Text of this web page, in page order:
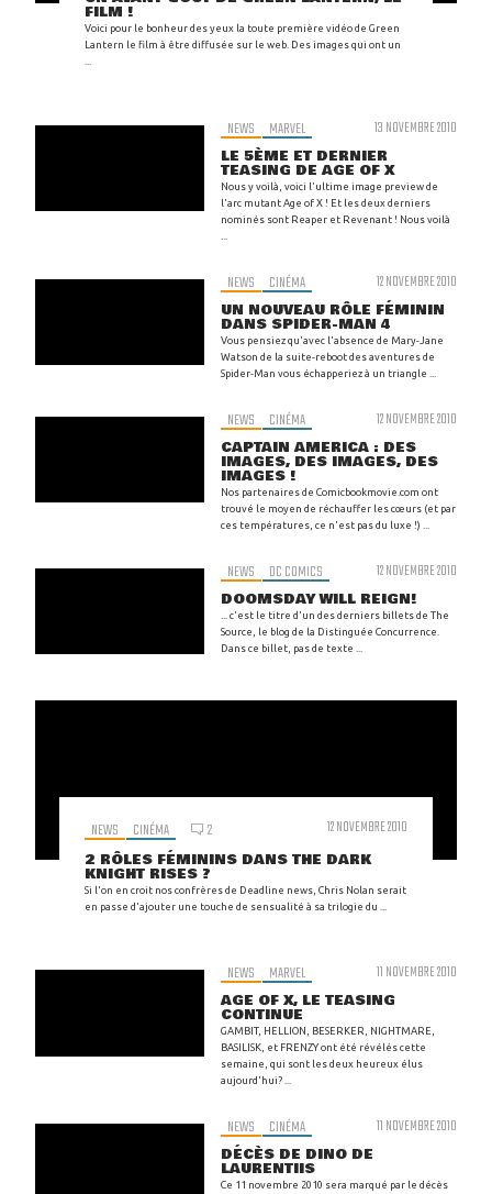
FILM !
Voici pour le bonheur des yeux la toute première vidéo de Green
Lantern le film à être diffusée sur le web. Des images qui ont un
...
NEWS MARVEL 13 NOVEMBRE 2010
LE 5ÈME ET DERNIER
TEASING DE AGE OF X
Nous y voilà, voici l'ultime image preview de
l'arc mutant Age of X ! Et les deux derniers
nominés sont Reaper et Revenant ! Nous voilà
NEWS CINÉMA 12 NOVEMBRE 2010
UN NOUVEAU RÔLE FÉMININ
DANS SPIDER-MAN 4
Vous pensiez qu'avec l'absence de Mary-Jane
Watson de la suite-reboot des aventures de
Spider-Man vous échapperiez à un triangle ...
NEWS CINÉMA 12 NOVEMBRE 2010
CAPTAIN AMERICA : DES
IMAGES, DES IMAGES, DES
IMAGES !
Nos partenaires de Comicbookmovie.com ont
trouvé le moyen de réchauffer les cœurs (et par
ces températures, ce n'est pas du luxe !) ...
NEWS DC COMICS 12 NOVEMBRE 2010
DOOMSDAY WILL REIGN!
... c'est le titre d'un des derniers billets de The
Source, le blog de la Distinguée Concurrence.
Dans ce billet, pas de texte ...
NEWS CINÉMA 2 12 NOVEMBRE 2010
2 RÔLES FÉMININS DANS THE DARK
KNIGHT RISES ?
Si l'on en croit nos confrères de Deadline news, Chris Nolan serait
en passe d'ajouter une touche de sensualité à sa trilogie du ...
NEWS MARVEL 11 NOVEMBRE 2010
AGE OF X, LE TEASING
CONTINUE
GAMBIT, HELLION, BESERKER, NIGHTMARE,
BASILISK, et FRENZY ont été révélés cette
semaine, qui sont les deux heureux élus
aujourd'hui? ...
NEWS CINÉMA 11 NOVEMBRE 2010
DÉCÈS DE DINO DE
LAURENTIIS
Ce 11 novembre 2010 sera marqué par le décès